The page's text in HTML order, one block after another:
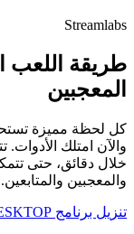
Streamlabs
طريقة اللعب
المعجبين
كل لحظة مميزة
خلال دقائق، حتى
والمعجبين والمتابعين.
تنزيل برنامج STREAMLABS DESKTOP